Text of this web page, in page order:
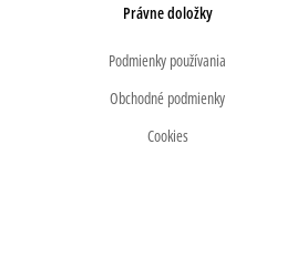
Právne doložky
Podmienky používania
Obchodné podmienky
Cookies